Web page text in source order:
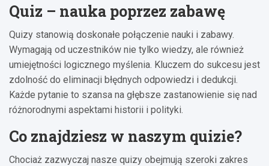
Quiz – nauka poprzez zabawę
Quizy stanowią doskonałe połączenie nauki i zabawy.
Wymagają od uczestników nie tylko wiedzy, ale również
umiejętności logicznego myślenia. Kluczem do sukcesu jest
zdolność do eliminacji błędnych odpowiedzi i dedukcji.
Każde pytanie to szansa na głębsze zastanowienie się nad
różnorodnymi aspektami historii i polityki.
Co znajdziesz w naszym quizie?
Chociaż zazwyczaj nasze quizy obejmują szeroki zakres